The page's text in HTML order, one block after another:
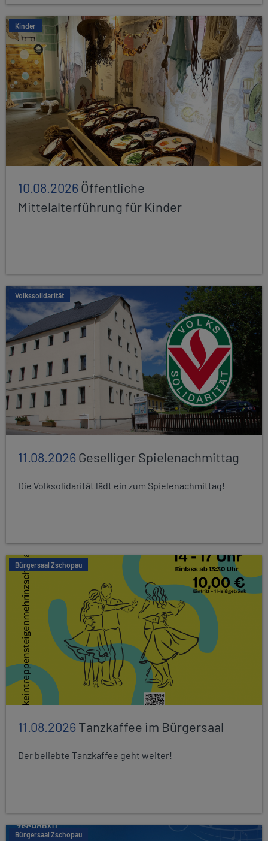
Kinder
10.08.2026Öffentliche
Mittelalterführung für Kinder
Volkssolidarität
11.08.2026Geselliger Spielenachmittag
Die Volksolidarität lädt ein zum Spielenachmittag!
Bürgersaal Zschopau
11.08.2026Tanzkaffee im Bürgersaal
Der beliebte Tanzkaffee geht weiter!
Bürgersaal Zschopau